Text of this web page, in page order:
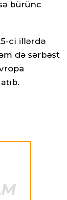
bürünc
ci illərdə
də sərbəst